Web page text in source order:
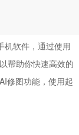
机软件，通过使用
帮助你快速高效的
修图功能，使用起